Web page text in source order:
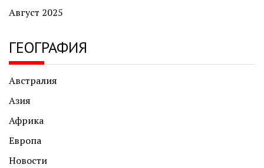
Август 2025
ГЕОГРАФИЯ
Австралия
Азия
Африка
Европа
Новости